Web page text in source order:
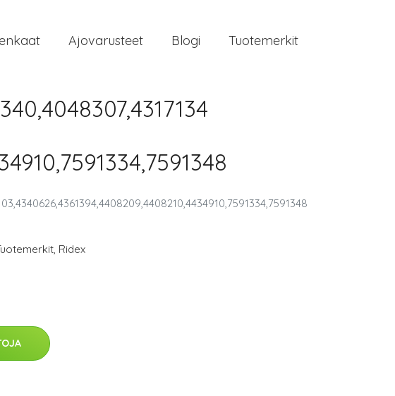
Ajovarusteet Blogi Tuotemerkit
, Ridex